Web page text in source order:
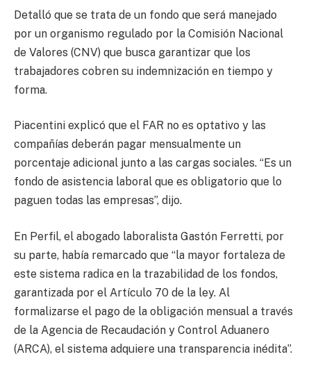
Detalló que se trata de un fondo que será manejado
por un organismo regulado por la Comisión Nacional
de Valores (CNV) que busca garantizar que los
trabajadores cobren su indemnización en tiempo y
forma.
Piacentini explicó que el FAR no es optativo y las
compañías deberán pagar mensualmente un
porcentaje adicional junto a las cargas sociales. “Es un
fondo de asistencia laboral que es obligatorio que lo
paguen todas las empresas”, dijo.
En Perfil, el abogado laboralista Gastón Ferretti, por
su parte, había remarcado que “la mayor fortaleza de
este sistema radica en la trazabilidad de los fondos,
garantizada por el Artículo 70 de la ley. Al
formalizarse el pago de la obligación mensual a través
de la Agencia de Recaudación y Control Aduanero
(ARCA), el sistema adquiere una transparencia inédita”.